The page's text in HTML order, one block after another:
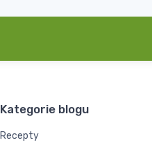
Kategorie blogu
Recepty